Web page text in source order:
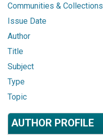
Communities & Collections
Issue Date
Author
Title
Subject
Type
Topic
AUTHOR PROFILE